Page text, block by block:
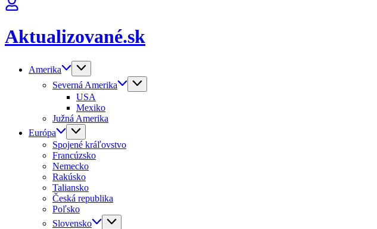
Aktualizované.sk
Amerika
Severná Amerika
USA
Mexiko
Južná Amerika
Európa
Spojené kráľovstvo
Francúzsko
Nemecko
Rakúsko
Taliansko
Česká republika
Poľsko
Slovensko